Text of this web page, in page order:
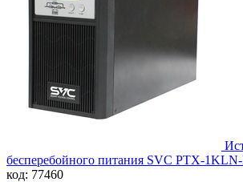
бесперебойного питания SVC PTX-
код: 77460